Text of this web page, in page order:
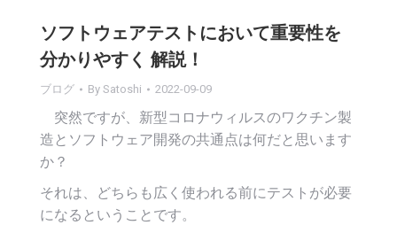
ソフトウェアテストにおいて重要性を
分かりやすく 解説！
ブログ By Satoshi 2022-09-09
突然ですが、新型コロナウィルスのワクチン製
造とソフトウェア開発の共通点は何だと思います
か？
それは、どちらも広く使われる前にテストが必要
になるということです。